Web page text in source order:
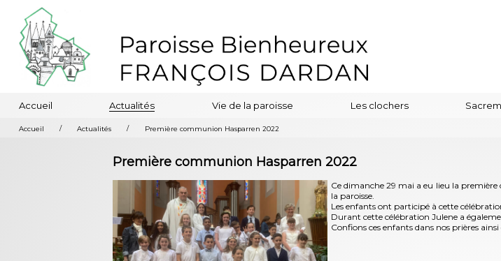
Accueil Actualités Vie de la paroisse Les clochers
Accueil / Actualités / Première communion Hasparren 2022
Première communion Hasparren 2022
Ce dimanche 29 mai a eu lieu la
la paroisse.
Les enfants ont participé à cette
Durant cette célébration Julene a
Confions ces enfants dans nos prières